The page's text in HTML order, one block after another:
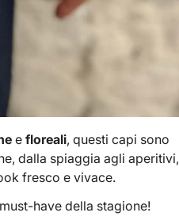
e floreali, questi capi sono
dalla spiaggia agli aperitivi,
fresco e vivace.
have della stagione!